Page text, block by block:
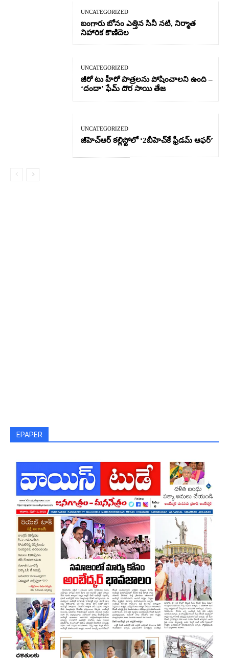
UNCATEGORIZED
బంగారు బోనం ఎత్తిన సినీ నటి, నిర్మాత
నిహారిక కొణిదెల
UNCATEGORIZED
జీరో టు హీరో పాత్రలను పోషించాలని ఉంది –
‘దందా’ ఫేమ్ దొర సాయి తేజ
UNCATEGORIZED
జీహెచ్ఆర్‌ కల్లిస్టోలో ‘2బీహెచ్‌కే ఫ్రీడమ్ ఆఫర్’
EPAPER